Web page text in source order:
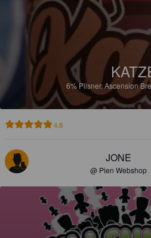
6%Pilsner.Ascension
4.8
JONE
@ Pien Webshop